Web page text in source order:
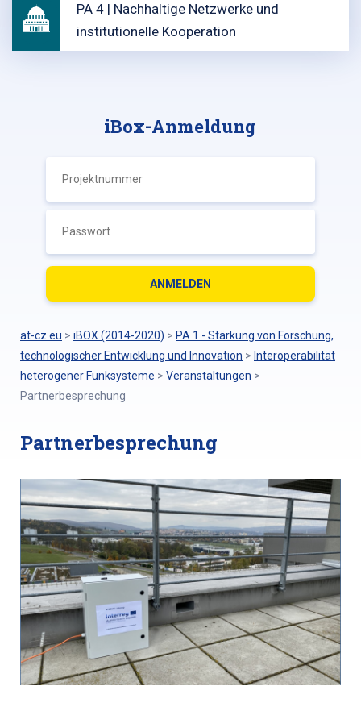
PA 4 | Nachhaltige Netzwerke und
institutionelle Kooperation
iBox-Anmeldung
at-cz.eu > iBOX (2014-2020) > PA 1 - Stärkung von Forschung,
technologischer Entwicklung und Innovation > Interoperabilität
heterogener Funksysteme > Veranstaltungen >
Partnerbesprechung
Partnerbesprechung